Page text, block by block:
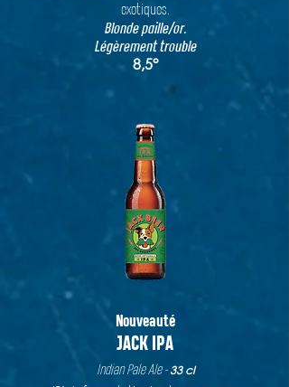
exotiques.
Blonde paille/or.
Légèrement trouble
8,5°
Nouveauté
JACK IPA
Indian Pale Ale - 33 cl